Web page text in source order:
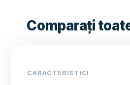
Comparați
CARACTERISTICI